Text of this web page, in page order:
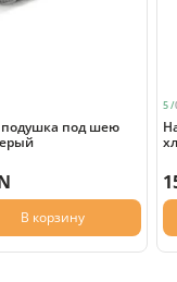
подушка под шею
В корзину
5 /